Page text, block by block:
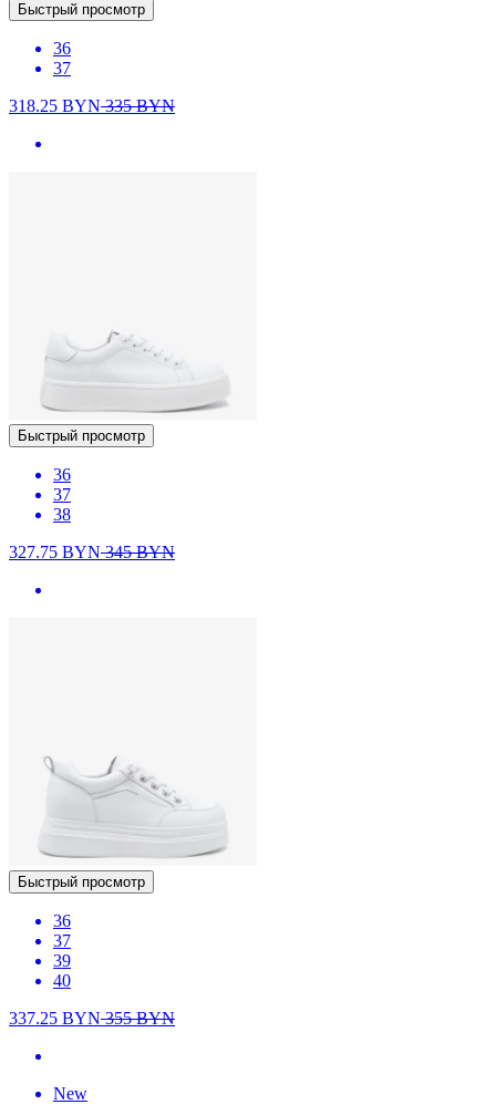
Быстрый просмотр
36
37
318.25 BYN335BYN
Быстрый просмотр
36
37
38
327.75 BYN345BYN
Быстрый просмотр
36
37
39
40
337.25 BYN355BYN
New